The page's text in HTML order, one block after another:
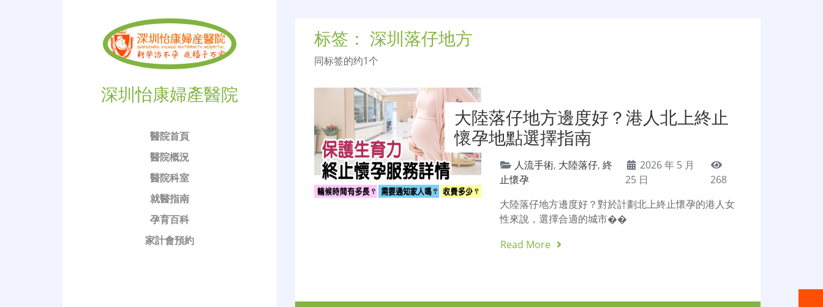
深圳怡康婦產醫院
醫院首頁
醫院概況
醫院科室
就醫指南
孕育百科
家計會預約
标签： 深圳落仔地方
同标签的约1个
大陸落仔地方邊度好？港人北上終止
懷孕地點選擇指南
人流手術, 大陸落仔,終
止懷孕
2026 年 5 月
25 日
268
大陸落仔地方邊度好？對於計劃北上終止懷孕的港人女
性來說，選擇合適的城市��
Read More